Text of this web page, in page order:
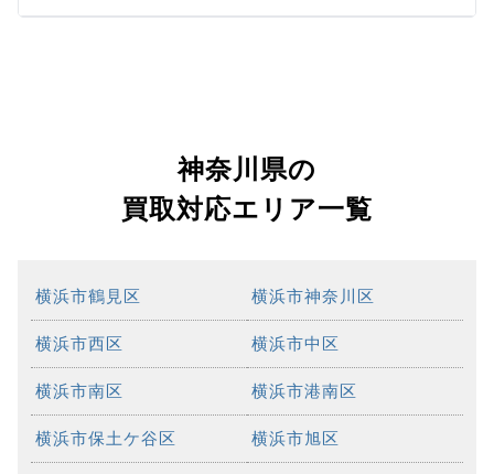
神奈川県の
買取対応エリア一覧
横浜市鶴見区 横浜市神奈川区
横浜市西区 横浜市中区
横浜市南区 横浜市港南区
横浜市保土ケ谷区 横浜市旭区